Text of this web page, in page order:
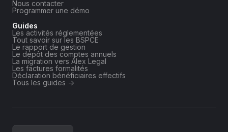
Nous contacter
Programmer une démo
Guides
Les activités réglementées
Tout savoir sur les BSPCE
Le rapport de gestion
Le dépôt des comptes annuels
La migration vers Alex Legal
Les factures formalités
Déclaration bénéficiaires effectifs
Tous les guides ->